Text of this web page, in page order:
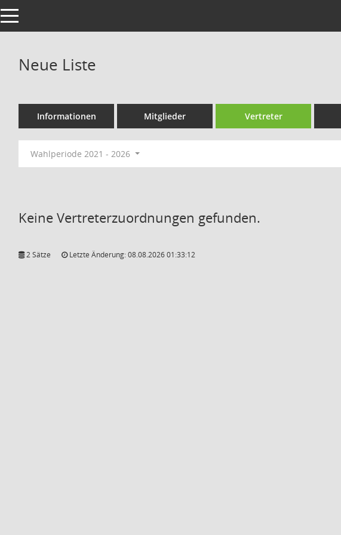
Toggle navigation
Neue Liste
Informationen Mitglieder Vertreter
Wahlperiode 2021 - 2026
Keine Vertreterzuordnungen gefunden.
2 Sätze Letzte Änderung: 08.08.2026 01:33:12